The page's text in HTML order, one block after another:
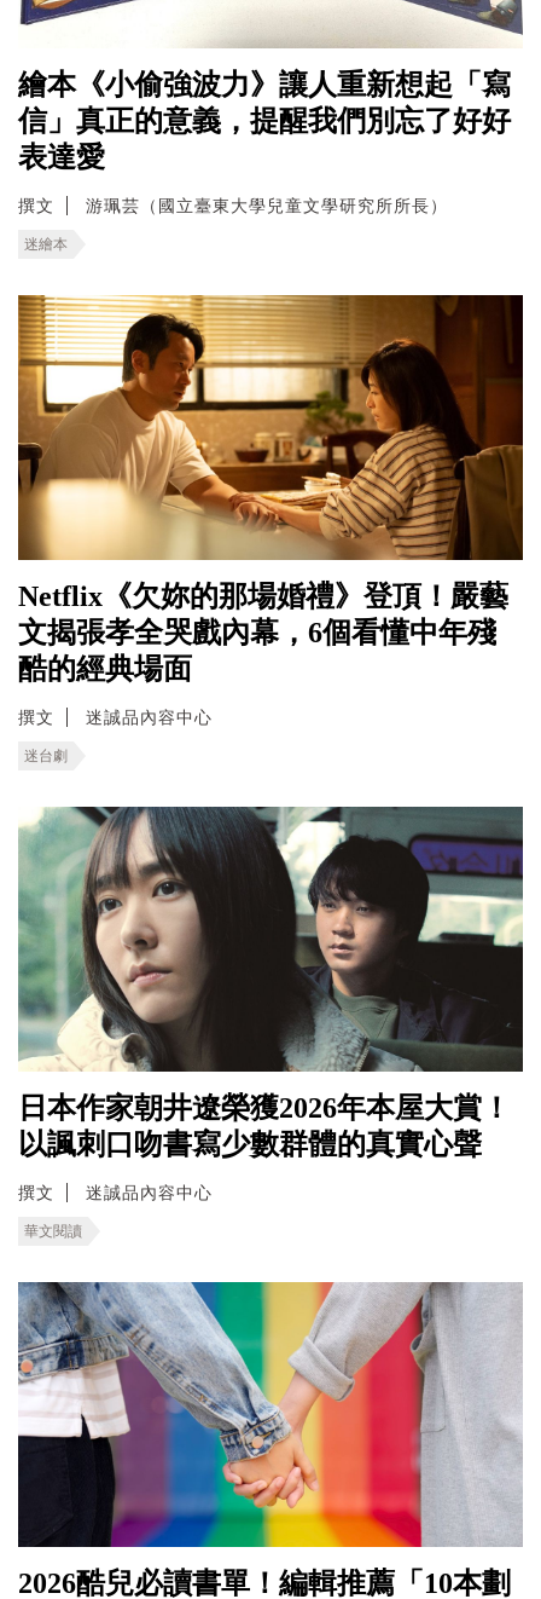
繪本《小偷強波力》讓人重新想起「寫
信」真正的意義，提醒我們別忘了好好
表達愛
撰文 游珮芸（國立臺東大學兒童文學研究所所長）
迷繪本
Netflix《欠妳的那場婚禮》登頂！嚴藝
文揭張孝全哭戲內幕，6個看懂中年殘
酷的經典場面
撰文 迷誠品內容中心
迷台劇
日本作家朝井遼榮獲2026年本屋大賞！
以諷刺口吻書寫少數群體的真實心聲
撰文 迷誠品內容中心
華文閱讀
2026酷兒必讀書單！編輯推薦「10本劃